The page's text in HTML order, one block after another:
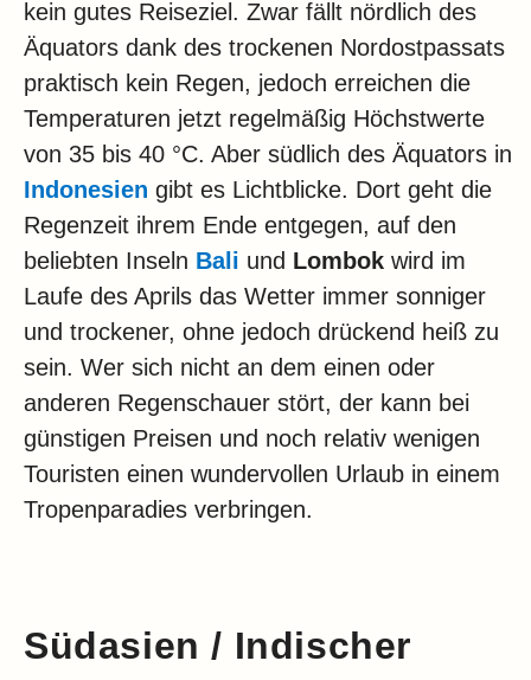
kein gutes Reiseziel. Zwar fällt nördlich des
Äquators dank des trockenen Nordostpassats
praktisch kein Regen, jedoch erreichen die
Temperaturen jetzt regelmäßig Höchstwerte
von 35 bis 40 °C. Aber südlich des Äquators in
Indonesien gibt es Lichtblicke. Dort geht die
Regenzeit ihrem Ende entgegen, auf den
beliebten Inseln Bali und Lombok wird im
Laufe des Aprils das Wetter immer sonniger
und trockener, ohne jedoch drückend heiß zu
sein. Wer sich nicht an dem einen oder
anderen Regenschauer stört, der kann bei
günstigen Preisen und noch relativ wenigen
Touristen einen wundervollen Urlaub in einem
Tropenparadies verbringen.
Südasien / Indischer